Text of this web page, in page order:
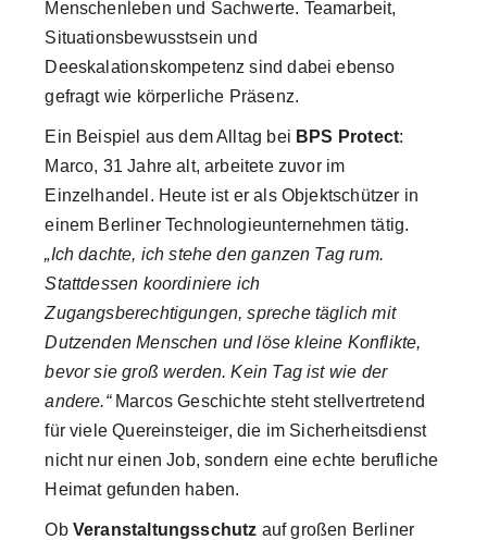
Menschenleben und Sachwerte. Teamarbeit,
Situationsbewusstsein und
Deeskalationskompetenz sind dabei ebenso
gefragt wie körperliche Präsenz.
Ein Beispiel aus dem Alltag bei BPS Protect:
Marco, 31 Jahre alt, arbeitete zuvor im
Einzelhandel. Heute ist er als Objektschützer in
einem Berliner Technologieunternehmen tätig.
„Ich dachte, ich stehe den ganzen Tag rum.
Stattdessen koordiniere ich
Zugangsberechtigungen, spreche täglich mit
Dutzenden Menschen und löse kleine Konflikte,
bevor sie groß werden. Kein Tag ist wie der
andere.“Marcos Geschichte steht stellvertretend
für viele Quereinsteiger, die im Sicherheitsdienst
nicht nur einen Job, sondern eine echte berufliche
Heimat gefunden haben.
Ob Veranstaltungsschutz auf großen Berliner